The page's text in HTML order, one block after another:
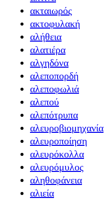
ακταιωρός
ακτοφυλακή
αλήθεια
αλατιέρα
αλγηδόνα
αλεποπορδή
αλεποφωλιά
αλεπού
αλεπότρυπα
αλευροβιομηχανία
αλευροποίηση
αλευρόκολλα
αλευρόμυλος
αληθοφάνεια
αλιεία